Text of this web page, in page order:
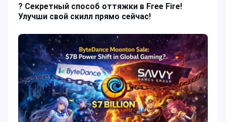
? Секретный способ оттяжки в Free Fire!
Улучши свой скилл прямо сейчас!